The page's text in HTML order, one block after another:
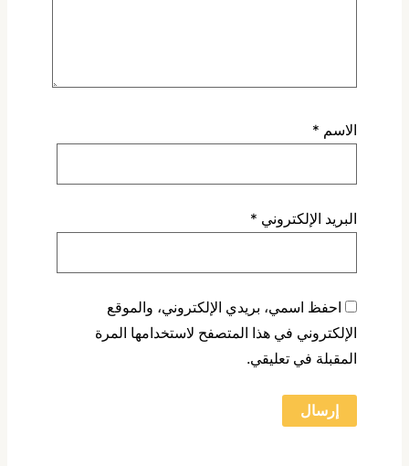
الاسم *
البريد الإلكتروني *
احفظ اسمي، بريدي الإلكتروني، والموقع
الإلكتروني في هذا المتصفح لاستخدامها المرة
المقبلة في تعليقي.